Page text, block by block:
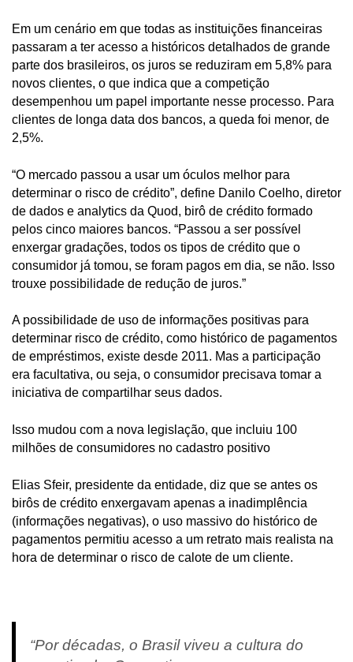
Em um cenário em que todas as instituições financeiras
passaram a ter acesso a históricos detalhados de grande
parte dos brasileiros, os juros se reduziram em 5,8% para
novos clientes, o que indica que a competição
desempenhou um papel importante nesse processo. Para
clientes de longa data dos bancos, a queda foi menor, de
2,5%.
“O mercado passou a usar um óculos melhor para
determinar o risco de crédito”, define Danilo Coelho, diretor
de dados e analytics da Quod, birô de crédito formado
pelos cinco maiores bancos. “Passou a ser possível
enxergar gradações, todos os tipos de crédito que o
consumidor já tomou, se foram pagos em dia, se não. Isso
trouxe possibilidade de redução de juros.”
A possibilidade de uso de informações positivas para
determinar risco de crédito, como histórico de pagamentos
de empréstimos, existe desde 2011. Mas a participação
era facultativa, ou seja, o consumidor precisava tomar a
iniciativa de compartilhar seus dados.
Isso mudou com a nova legislação, que incluiu 100
milhões de consumidores no cadastro positivo
Elias Sfeir, presidente da entidade, diz que se antes os
birôs de crédito enxergavam apenas a inadimplência
(informações negativas), o uso massivo do histórico de
pagamentos permitiu acesso a um retrato mais realista na
hora de determinar o risco de calote de um cliente.
“Por décadas, o Brasil viveu a cultura do